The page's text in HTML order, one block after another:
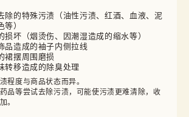
除的特殊污渍（油性污渍、红酒、血液、泥
）
损坏（烟烫伤、因潮湿造成的缩水等）
品造成的袖子内侧拉线
裙摆周围磨损
转移造成的除臭处理
程度与商品状态而异。
品等尝试去除污渍，可能使污渍更难清除，收
。